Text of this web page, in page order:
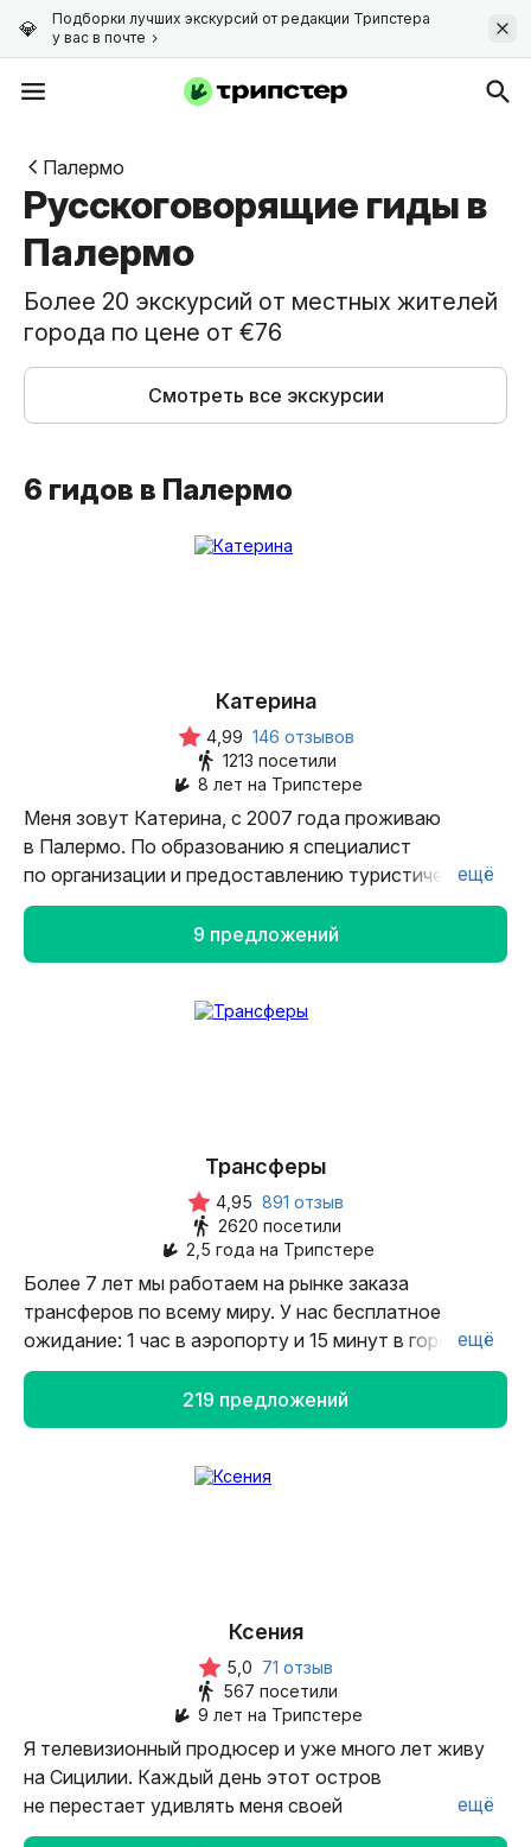
Подборки лучших экскурсий от редакции Трипстера
у вас в почте
Палермо
Русскоговорящие гиды в
Палермо
Более 20 экскурсий от местных жителей
города по цене от €76
Смотреть все экскурсии
6 гидов в Палермо
Катерина
4,99 146 отзывов
1213 посетили
8 лет на Трипстере
Меня зовут Катерина, с 2007 года проживаю
в Палермо. По образованию я специалист
по организации и предоставлению туристических
услуг, являюсь лицензированным гидом Италии.
С 2013 года я занимаюсь своим любимым делом:
рассказываю путешественникам об истории этого
Сицилия для меня давно стала родной, поэтому
ещё
9 предложений
Трансферы
4,95 891 отзыв
2620 посетили
2,5 года на Трипстере
Более 7 лет мы работаем на рынке заказа
трансферов по всему миру. У нас бесплатное
ожидание: 1 час в аэропорту и 15 минут в городе.
Профессиональные водители, чистые и комфортные
автомобили. Трансфер заказывается заранее, вам
не нужно переживать за вашу поездку.
ещё
219 предложений
Ксения
5,0 71 отзыв
567 посетили
9 лет на Трипстере
Я телевизионный продюсер и уже много лет живу
на Сицилии. Каждый день этот остров
не перестает удивлять меня своей
многогранностью! С удовольствием расскажу вам
ещё